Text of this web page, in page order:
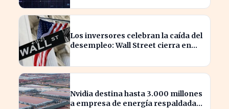
Los inversores celebran la caída del
desempleo: Wall Street cierra en
Nvidia destina hasta 3.000 millones
a empresa de energía respaldada